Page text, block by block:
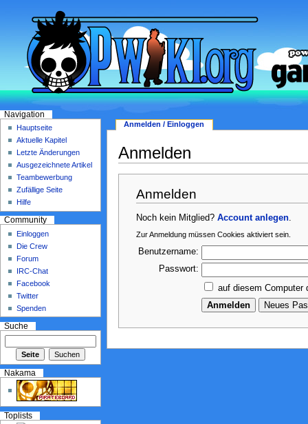
Anmelden
Anmelden
Noch kein Mitglied?Account anlegen
Zur Anmeldung müssen Cookies aktiviert sein.
Benutzername:
Passwort:
auf diesem Computer
Anmelden / Einloggen
Navigation
Hauptseite
Aktuelle Kapitel
Letzte Änderungen
Ausgezeichnete Artikel
Teambewerbung
Zufällige Seite
Hilfe
Community
Einloggen
Die Crew
Forum
IRC-Chat
Facebook
Twitter
Spenden
Suche
Nakama
Toplists